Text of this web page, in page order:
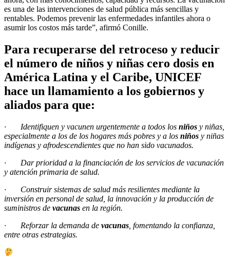
es una de las intervenciones de salud pública más sencillas y
rentables. Podemos prevenir las enfermedades infantiles ahora o
asumir los costos más tarde”, afirmó Conille.
Para recuperarse del retroceso y reducir
el número de niños y niñas cero dosis en
América Latina y el Caribe, UNICEF
hace un llamamiento a los gobiernos y
aliados para que:
· Identifiquen y vacunen urgentemente a todos los niños y niñas,
especialmente a los de los hogares más pobres y a los niños y niñas
indígenas y afrodescendientes que no han sido vacunados.
· Dar prioridad a la financiación de los servicios de vacunación
y atención primaria de salud.
· Construir sistemas de salud más resilientes mediante la
inversión en personal de salud, la innovación y la producción de
suministros de vacunas en la región.
· Reforzar la demanda de vacunas , fomentando la confianza,
entre otras estrategias.